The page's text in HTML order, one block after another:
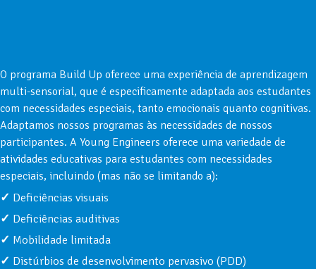
O programa Build Up oferece uma experiência de aprendizagem
multi-sensorial, que é especificamente adaptada aos estudantes
com necessidades especiais, tanto emocionais quanto cognitivas.
Adaptamos nossos programas às necessidades de nossos
participantes. A Young Engineers oferece uma variedade de
atividades educativas para estudantes com necessidades
especiais, incluindo (mas não se limitando a):
Deficiências visuais
Deficiências auditivas
Mobilidade limitada
Distúrbios de desenvolvimento pervasivo (PDD)